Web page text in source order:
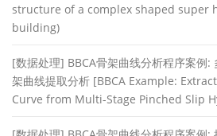
structure of a complex shaped super
building)
[数据处理] BBCA骨架曲线分析程序案例:
架曲线提取分析 [BBCA Example:
Curve from Multi-Stage Pinched Slip